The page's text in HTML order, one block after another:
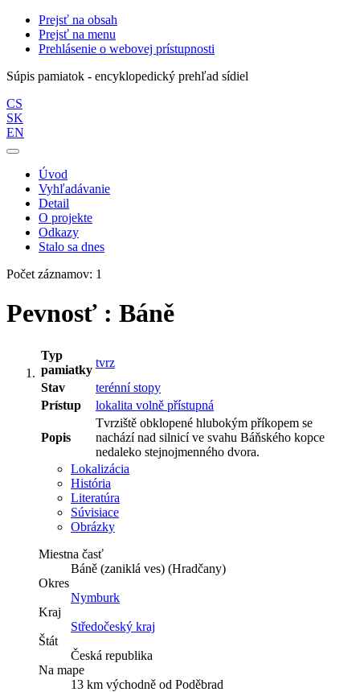
Prejsť na obsah
Prejsť na menu
Prehlásenie o webovej prístupnosti
Súpis pamiatok - encyklopedický prehľad sídiel
CS
SK
EN
Úvod
Vyhľadávanie
Detail
O projekte
Odkazy
Stalo sa dnes
Počet záznamov: 1
Pevnosť : Báně
Typ
pamiatky
tvrz
Stav
terénní stopy
Prístup
lokalita volně přístupná
Popis
Tvrziště obklopené hlubokým příkopem se
nachází nad silnicí ve svahu Báňského kopce
nedaleko stejnojmenného dvora.
Lokalizácia
História
Literatúra
Súvisiace
Obrázky
Miestna časť
Báně (zaniklá ves) (Hradčany)
Okres
Nymburk
Kraj
Středočeský kraj
Štát
Česká republika
Na mape
13 km východně od Poděbrad